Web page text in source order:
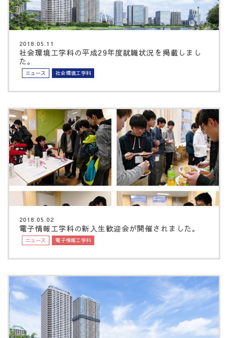
2018.05.11
社会環境工学科の平成29年度就職状況を掲載しまし
た。
ニュース 社会環境工学科
2018.05.02
電子情報工学科の新入生歓迎会が開催されました。
ニュース 電子情報工学科